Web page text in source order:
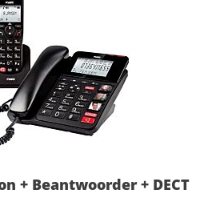
+ Beantwoorder + DECT